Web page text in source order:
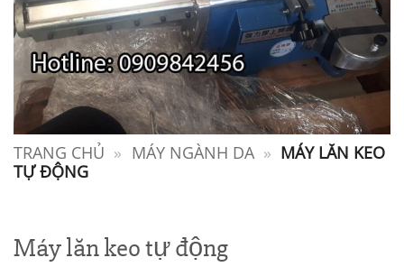
TRANG CHỦ » MÁY NGÀNH DA » MÁY LĂN KEO
TỰ ĐỘNG
Máy lăn keo tự động